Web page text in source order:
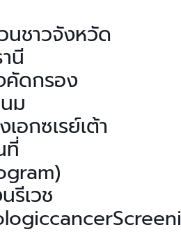
นชาวจังหวัด
นี
คัดกรอง
ม
อกซเรย์เต้า
ที่
รีเวช